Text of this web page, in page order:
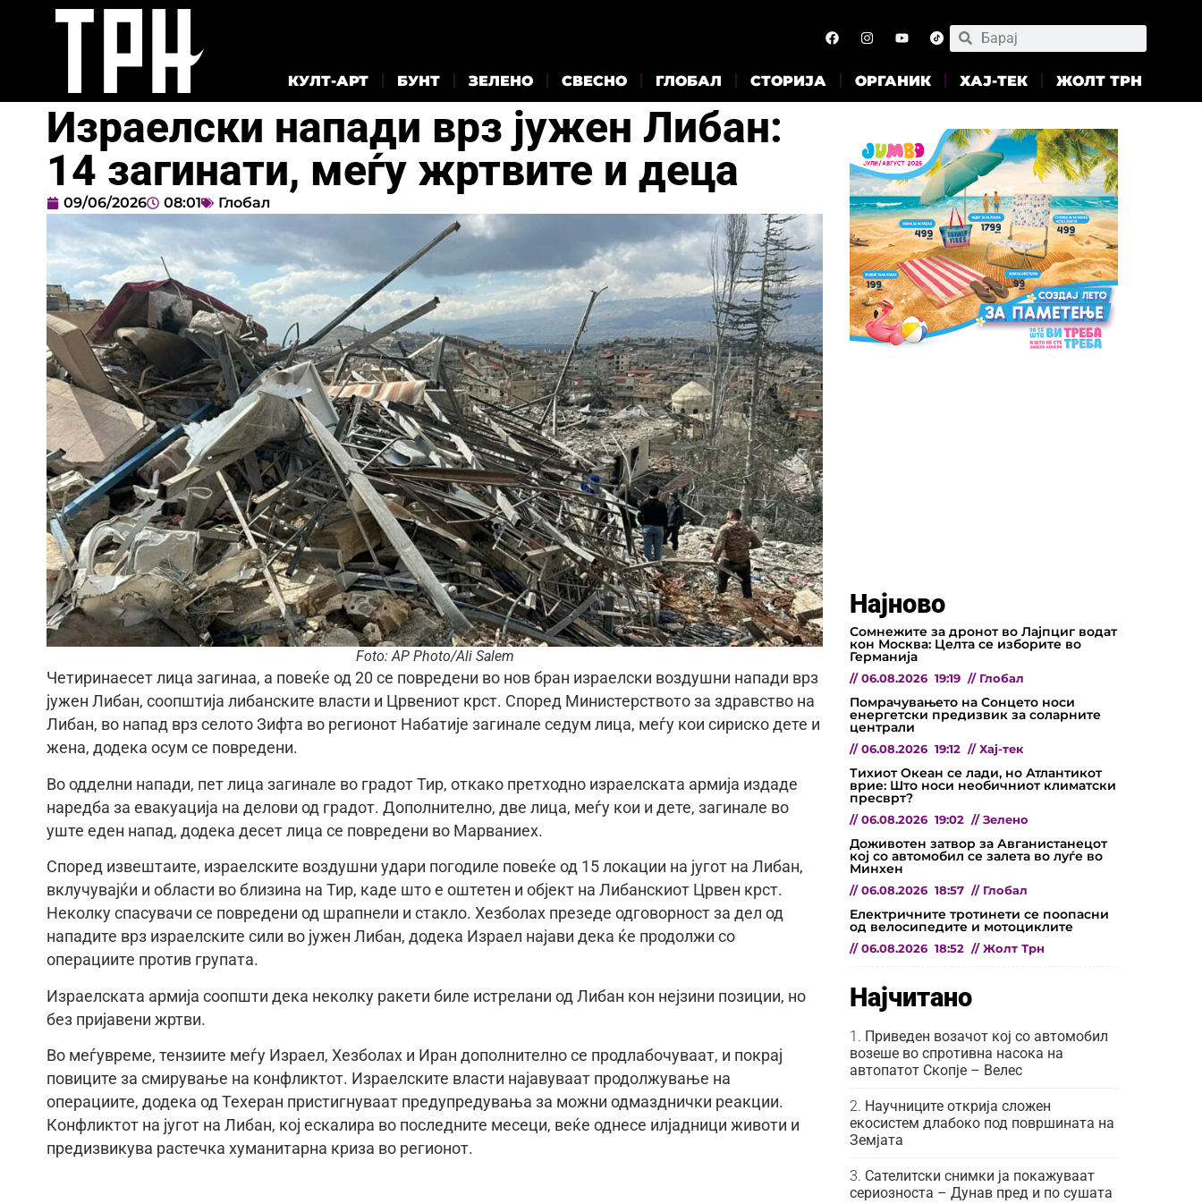
КУЛТ-АРТ БУНТ ЗЕЛЕНО СВЕСНО ГЛОБАЛ СТОРИЈА ОРГАНИК ХАЈ-ТЕК ЖОЛТ ТРН
Израелски напади врз јужен Либан:
14 загинати, меѓу жртвите и деца
09/06/2026 08:01 Глобал
Foto: AP Photo/Ali Salem
Четиринаесет лица загинаа, а повеќе од 20 се повредени во нов бран израелски воздушни напади врз
јужен Либан, соопштија либанските власти и Црвениот крст. Според Министерството за здравство на
Либан, во напад врз селото Зифта во регионот Набатије загинале седум лица, меѓу кои сириско дете и
жена, додека осум се повредени.
Во одделни напади, пет лица загинале во градот Тир, откако претходно израелската армија издаде
наредба за евакуација на делови од градот. Дополнително, две лица, меѓу кои и дете, загинале во
уште еден напад, додека десет лица се повредени во Марваниех.
Според извештаите, израелските воздушни удари погодиле повеќе од 15 локации на југот на Либан,
вклучувајќи и области во близина на Тир, каде што е оштетен и објект на Либанскиот Црвен крст.
Неколку спасувачи се повредени од шрапнели и стакло. Хезболах презеде одговорност за дел од
нападите врз израелските сили во јужен Либан, додека Израел најави дека ќе продолжи со
операциите против групата.
Израелската армија соопшти дека неколку ракети биле истрелани од Либан кон нејзини позиции, но
без пријавени жртви.
Во меѓувреме, тензиите меѓу Израел, Хезболах и Иран дополнително се продлабочуваат, и покрај
повиците за смирување на конфликтот. Израелските власти најавуваат продолжување на
операциите, додека од Техеран пристигнуваат предупредувања за можни одмазднички реакции.
Конфликтот на југот на Либан, кој ескалира во последните месеци, веќе однесе илјадници животи и
предизвикува растечка хуманитарна криза во регионот.
Најново
Сомнежите за дронот во Лајпциг водат
кон Москва: Целта се изборите во
Германија
// 06.08.2026 19:19 // Глобал
Помрачувањето на Сонцето носи
енергетски предизвик за соларните
централи
// 06.08.2026 19:12 // Хај-тек
Тихиот Океан се лади, но Атлантикот
врие: Што носи необичниот климатски
пресврт?
// 06.08.2026 19:02 // Зелено
Доживотен затвор за Авганистанецот
кој со автомобил се залета во луѓе во
Минхен
// 06.08.2026 18:57 // Глобал
Електричните тротинети се поопасни
од велосипедите и мотоциклите
// 06.08.2026 18:52 // Жолт Трн
Најчитано
Приведен возачот кој со автомобил
возеше во спротивна насока на
автопатот Скопје – Велес
Научниците открија сложен
екосистем длабоко под површината на
Земјата
Сателитски снимки ја покажуваат
сериозноста – Дунав пред и по сушата